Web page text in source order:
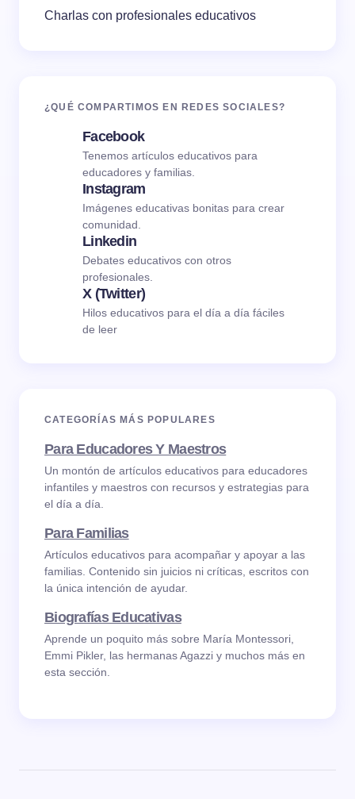
Charlas con profesionales educativos
¿QUÉ COMPARTIMOS EN REDES SOCIALES?
Facebook
Tenemos artículos educativos para
educadores y familias.
Instagram
Imágenes educativas bonitas para crear
comunidad.
Linkedin
Debates educativos con otros
profesionales.
X (Twitter)
Hilos educativos para el día a día fáciles
de leer
CATEGORÍAS MÁS POPULARES
Para Educadores Y Maestros
Un montón de artículos educativos para educadores
infantiles y maestros con recursos y estrategias para
el día a día.
Para Familias
Artículos educativos para acompañar y apoyar a las
familias. Contenido sin juicios ni críticas, escritos con
la única intención de ayudar.
Biografías Educativas
Aprende un poquito más sobre María Montessori,
Emmi Pikler, las hermanas Agazzi y muchos más en
esta sección.